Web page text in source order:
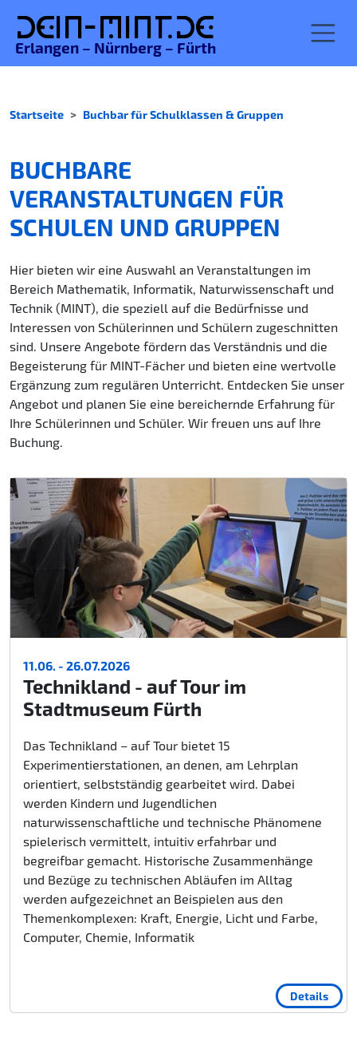
Dein-MINT.de
Erlangen – Nürnberg – Fürth
Startseite Buchbar für Schulklassen & Gruppen
BUCHBARE
VERANSTALTUNGEN FÜR
SCHULEN UND GRUPPEN
Hier bieten wir eine Auswahl an Veranstaltungen im
Bereich Mathematik, Informatik, Naturwissenschaft und
Technik (MINT), die speziell auf die Bedürfnisse und
Interessen von Schülerinnen und Schülern zugeschnitten
sind. Unsere Angebote fördern das Verständnis und die
Begeisterung für MINT-Fächer und bieten eine wertvolle
Ergänzung zum regulären Unterricht. Entdecken Sie unser
Angebot und planen Sie eine bereichernde Erfahrung für
Ihre Schülerinnen und Schüler. Wir freuen uns auf Ihre
Buchung.
11.06. - 26.07.2026
Technikland - auf Tour im
Stadtmuseum Fürth
Das Technikland – auf Tour bietet 15
Experimentierstationen, an denen, am Lehrplan
orientiert, selbstständig gearbeitet wird. Dabei
werden Kindern und Jugendlichen
naturwissenschaftliche und technische Phänomene
spielerisch vermittelt, intuitiv erfahrbar und
begreifbar gemacht. Historische Zusammenhänge
und Bezüge zu technischen Abläufen im Alltag
werden aufgezeichnet an Beispielen aus den
Themenkomplexen: Kraft, Energie, Licht und Farbe,
Computer, Chemie, Informatik
Details